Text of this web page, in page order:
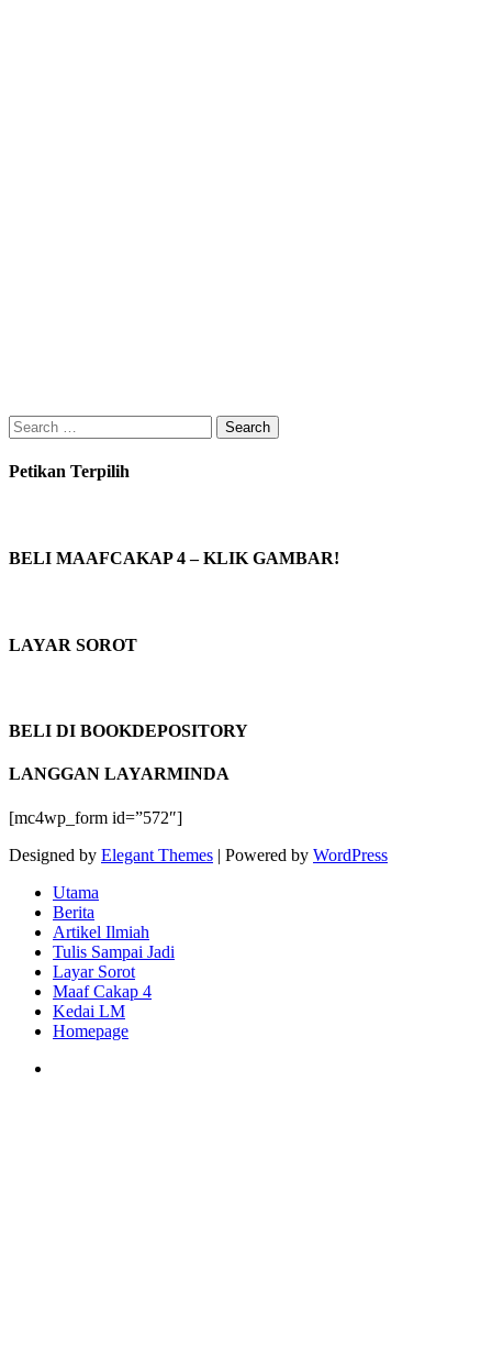
Search
for:
Petikan Terpilih
BELI MAAFCAKAP 4 – KLIK GAMBAR!
LAYAR SOROT
BELI DI BOOKDEPOSITORY
LANGGAN LAYARMINDA
[mc4wp_form id=”572″]
Designed by Elegant Themes | Powered by WordPress
Utama
Berita
Artikel Ilmiah
Tulis Sampai Jadi
Layar Sorot
Maaf Cakap 4
Kedai LM
Homepage